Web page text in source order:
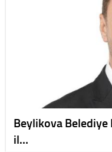
Beylikova Belediye
il…